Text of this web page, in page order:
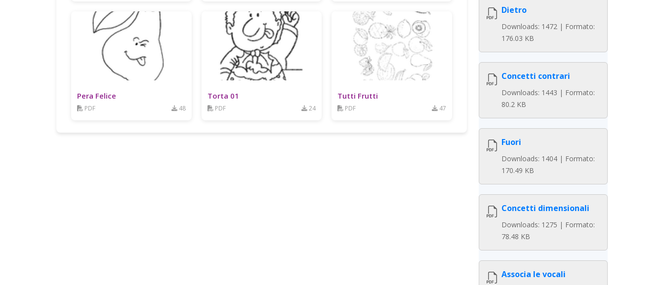
Pera Felice
PDF 48
Torta 01
PDF 24
Tutti Frutti
PDF 47
Dietro
Downloads: 1472 | Formato:
176.03 KB
Concetti contrari
Downloads: 1443 | Formato:
80.2 KB
Fuori
Downloads: 1404 | Formato:
170.49 KB
Concetti dimensionali
Downloads: 1275 | Formato:
78.48 KB
Associa le vocali